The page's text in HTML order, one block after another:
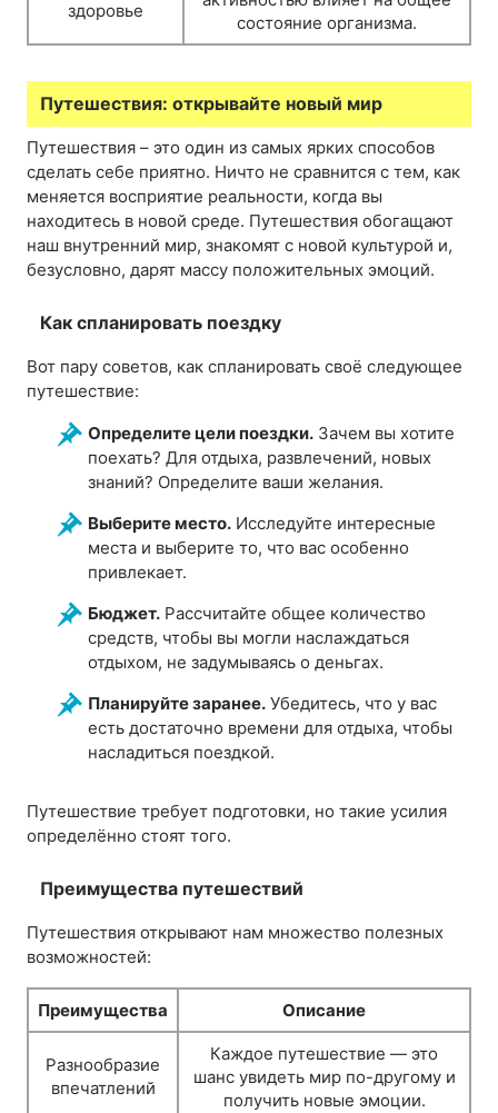
здоровье
состояние организма.
Путешествия: открывайте новый мир
Путешествия – это один из самых ярких способов
сделать себе приятно. Ничто не сравнится с тем, как
меняется восприятие реальности, когда вы
находитесь в новой среде. Путешествия обогащают
наш внутренний мир, знакомят с новой культурой и,
безусловно, дарят массу положительных эмоций.
Как спланировать поездку
Вот пару советов, как спланировать своё следующее
путешествие:
Определите цели поездки. Зачем вы хотите
поехать? Для отдыха, развлечений, новых
знаний? Определите ваши желания.
Выберите место. Исследуйте интересные
места и выберите то, что вас особенно
привлекает.
Бюджет. Рассчитайте общее количество
средств, чтобы вы могли наслаждаться
отдыхом, не задумываясь о деньгах.
Планируйте заранее. Убедитесь, что у вас
есть достаточно времени для отдыха, чтобы
насладиться поездкой.
Путешествие требует подготовки, но такие усилия
определённо стоят того.
Преимущества путешествий
Путешествия открывают нам множество полезных
возможностей:
Преимущества Описание
Разнообразие
впечатлений
Каждое путешествие — это
шанс увидеть мир по-другому и
получить новые эмоции.